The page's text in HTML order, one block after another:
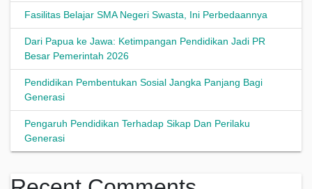
Fasilitas Belajar SMA Negeri Swasta, Ini Perbedaannya
Dari Papua ke Jawa: Ketimpangan Pendidikan Jadi PR
Besar Pemerintah 2026
Pendidikan Pembentukan Sosial Jangka Panjang Bagi
Generasi
Pengaruh Pendidikan Terhadap Sikap Dan Perilaku
Generasi